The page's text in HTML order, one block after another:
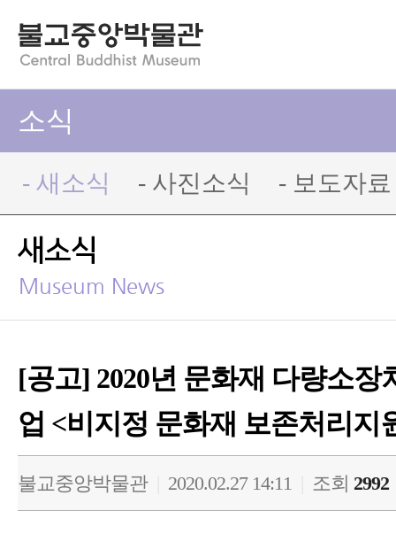
소식
- 새소식 - 사진소식 - 보도자료
새소식
Museum News
[공고] 2020년 문화재 다량소장
업 <비지정 문화재 보존처리지
불교중앙박물관 2020.02.27 14:11 조회 2992